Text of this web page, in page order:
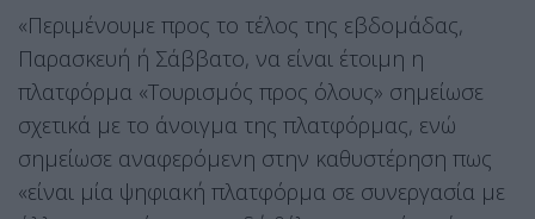
«Περιμένουμε προς το τέλος της εβδομάδας,
Παρασκευή ή Σάββατο, να είναι έτοιμη η
πλατφόρμα «Τουρισμός προς όλους» σημείωσε
σχετικά με το άνοιγμα της πλατφόρμας, ενώ
σημείωσε αναφερόμενη στην καθυστέρηση πως
«είναι μία ψηφιακή πλατφόρμα σε συνεργασία με